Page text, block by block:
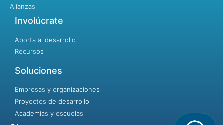
Alianzas
Involúcrate
Aporta al desarrollo
Recursos
Soluciones
Empresas y organizaciones
Proyectos de desarrollo
Academias y escuelas